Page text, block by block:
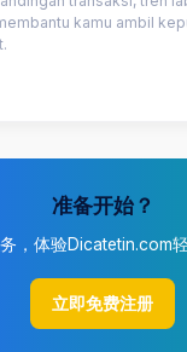
kamu ambil
准备开始？
，体验Dicatetin.com
立即免费注册